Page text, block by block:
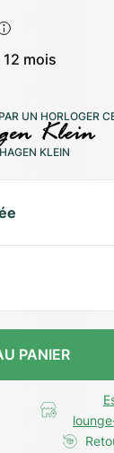
12 mois
UN HORLOGER
HAGEN KLEIN
PANIER